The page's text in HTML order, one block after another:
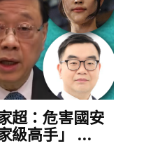
超：危害國安
級高手」 ...